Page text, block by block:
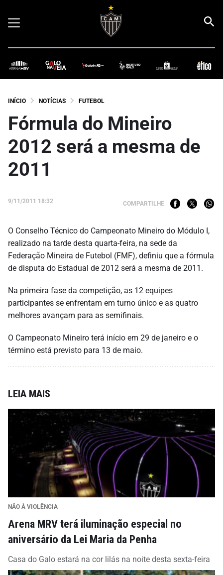
INÍCIO NOTÍCIAS FUTEBOL
Fórmula do Mineiro
2012 será a mesma de
2011
9/11/2011 18:32 COMPARTILHE
O Conselho Técnico do Campeonato Mineiro do Módulo I,
realizado na tarde desta quarta-feira, na sede da
Federação Mineira de Futebol (FMF), definiu que a fórmula
de disputa do Estadual de 2012 será a mesma de 2011.
Na primeira fase da competição, as 12 equipes
participantes se enfrentam em turno único e as quatro
melhores avançam para as semifinais.
O Campeonato Mineiro terá início em 29 de janeiro e o
término está previsto para 13 de maio.
LEIA MAIS
NÃO À VIOLÊNCIA
Arena MRV terá iluminação especial no
aniversário da Lei Maria da Penha
Casa do Galo estará na cor lilás na noite desta sexta-feira